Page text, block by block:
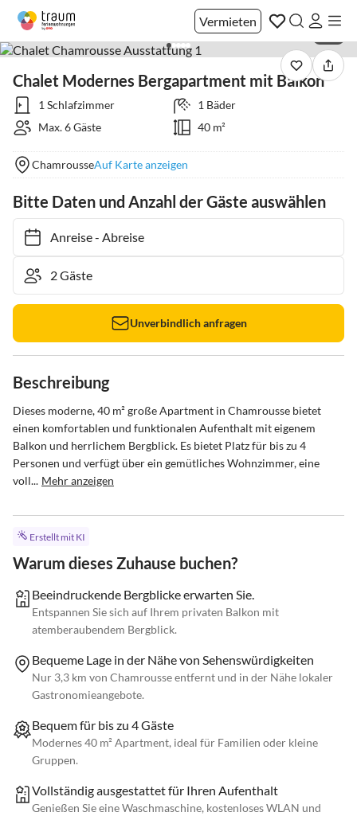
Vermieten
Chalet Modernes Bergapartment mit Balkon
1 Schlafzimmer
1 Bäder
Max. 6 Gäste
40 m²
ChamrousseAuf Karte anzeigen
Bitte Daten und Anzahl der Gäste auswählen
Anreise- Abreise
Unverbindlich anfragen
Beschreibung
Dieses moderne, 40 m² große Apartment in Chamrousse bietet
einen komfortablen und funktionalen Aufenthalt mit eigenem
Balkon und herrlichem Bergblick. Es bietet Platz für bis zu 4
Personen und verfügt über ein gemütliches Wohnzimmer, eine
voll... Mehr anzeigen
Erstellt mit KI
Warum dieses Zuhause buchen?
Beeindruckende Bergblicke erwarten Sie.
Entspannen Sie sich auf Ihrem privaten Balkon mit
atemberaubendem Bergblick.
Bequeme Lage in der Nähe von Sehenswürdigkeiten
Nur 3,3 km von Chamrousse entfernt und in der Nähe lokaler
Gastronomieangebote.
Bequem für bis zu 4 Gäste
Modernes 40 m² Apartment, ideal für Familien oder kleine
Gruppen.
Vollständig ausgestattet für Ihren Aufenthalt
Genießen Sie eine Waschmaschine, kostenloses WLAN und